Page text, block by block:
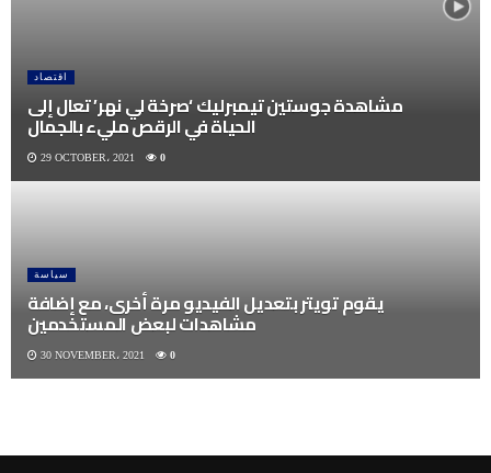
اقتصاد
مشاهدة جوستين تيمبرليك ‘صرخة لي نهر’ تعال إلى
الحياة في الرقص مليء بالجمال
29 OCTOBER، 2021 0
سياسة
يقوم تويتر بتعديل الفيديو مرة أخرى، مع إضافة
مشاهدات لبعض المستخدمين
30 NOVEMBER، 2021 0